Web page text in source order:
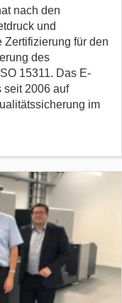
nach den
und
Zertifizierung für den
des
15311. Das E-
seit 2006 auf
im